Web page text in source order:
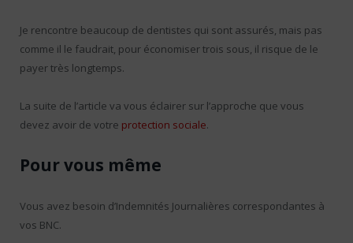
Je rencontre beaucoup de dentistes qui sont assurés, mais pas
comme il le faudrait, pour économiser trois sous, il risque de le
payer très longtemps.
La suite de l’article va vous éclairer sur l’approche que vous
devez avoir de votre protection sociale.
Pour vous même
Vous avez besoin d’Indemnités Journalières correspondantes à
vos BNC.